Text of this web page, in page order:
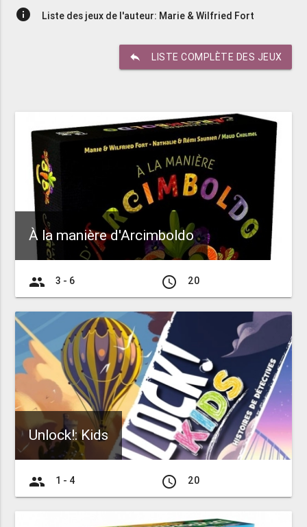
info Liste des jeux de l'auteur: Marie & Wilfried Fort
reply LISTE COMPLÈTE DES JEUX
À la manière d'Arcimboldo
group 3 - 6 access_time 20
Unlock!: Kids
group 1 - 4 access_time 20